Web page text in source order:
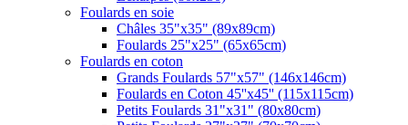
Foulards en soie
Châles 35"x35" (89x89cm)
Foulards 25"x25" (65x65cm)
Foulards en coton
Grands Foulards 57"x57" (146x146cm)
Foulards en Coton 45''x45'' (115x115cm)
Petits Foulards 31"x31" (80x80cm)